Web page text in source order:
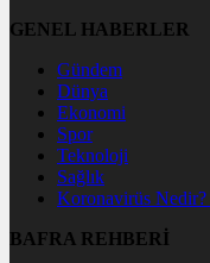
GENEL HABERLER
Gündem
Dünya
Ekonomi
Spor
Teknoloji
Sağlık
Koronavirüs
BAFRA REHBERİ